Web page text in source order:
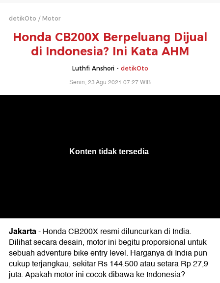
detikOto Motor
Honda CB200X Berpeluang Dijual
di Indonesia? Ini Kata AHM
Luthfi Anshori - detikOto
Senin, 23 Agu 2021 07:27 WIB
Jakarta-Honda CB200X resmi diluncurkan di India.
Dilihat secara desain, motor ini begitu proporsional untuk
sebuah adventure bike entry level. Harganya di India pun
cukup terjangkau, sekitar Rs 144.500 atau setara Rp 27,9
juta. Apakah motor ini cocok dibawa ke Indonesia?